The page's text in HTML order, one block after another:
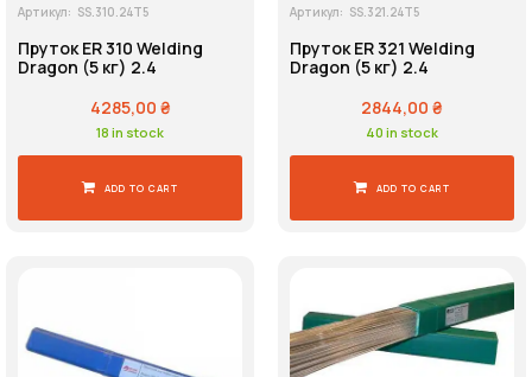
Артикул: SS.310.24T5
Пруток ER 310 Welding
Dragon (5 кг) 2.4
4285,00 ₴
18 in stock
ADD TO CART
Артикул: SS.321.24T5
Пруток ER 321 Welding
Dragon (5 кг) 2.4
2844,00 ₴
40 in stock
ADD TO CART